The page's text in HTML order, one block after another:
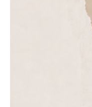
ons selfoon
wys dat ons aandag
die ander persoon
daar dikwels iets
Ons dink aan raad